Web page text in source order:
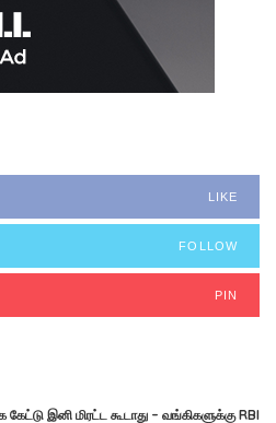
LIKE
FOLLOW
PIN
இனி மிரட்ட கூடாது – வங்கிகளுக்கு RBI